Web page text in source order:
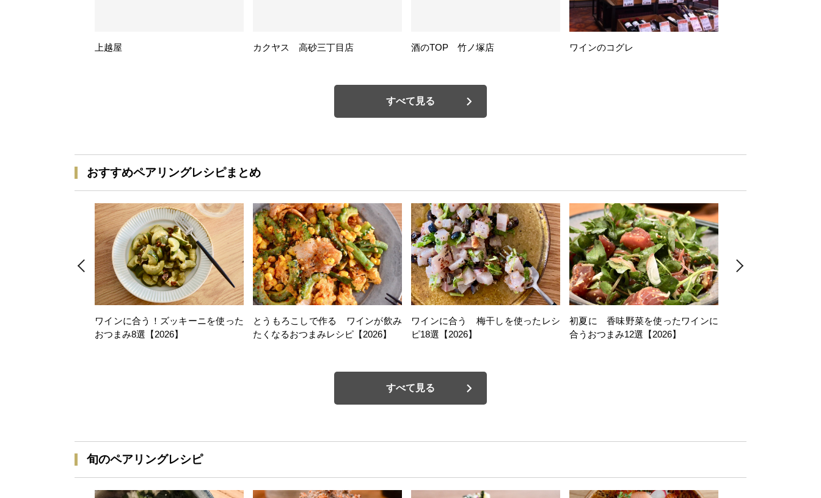
上越屋 カクヤス 高砂三丁目店 酒のTOP 竹ノ塚店 ワインのコグレ
すべて見る
おすすめペアリングレシピまとめ
ワインに合う！ズッキーニを使った
おつまみ8選【2026】
とうもろこしで作る ワインが飲み
たくなるおつまみレシピ【2026】
ワインに合う 梅干しを使ったレシ
ピ18選【2026】
初夏に 香味野菜を使ったワインに
合うおつまみ12選【2026】
すべて見る
旬のペアリングレシピ